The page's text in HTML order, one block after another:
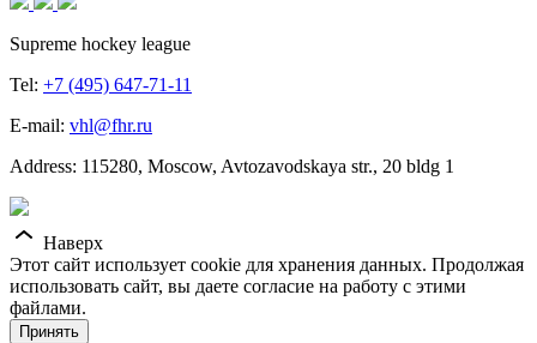
Supreme hockey league
Tel: +7 (495) 647-71-11
E-mail: vhl@fhr.ru
Address: 115280, Moscow, Avtozavodskaya str., 20 bldg 1
Наверх
Этот сайт использует cookie для хранения данных. Продолжая
использовать сайт, вы даете согласие на работу с этими
файлами.
Принять